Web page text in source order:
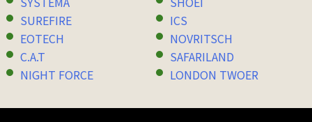
SUREFIRE
ICS
EOTECH
NOVRITSCH
C.A.T
SAFARILAND
NIGHT FORCE
LONDON TWOER